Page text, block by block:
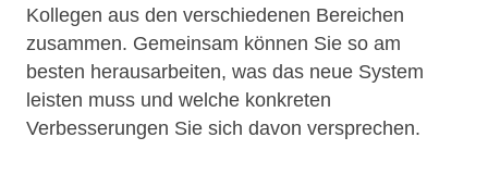
Kollegen aus den verschiedenen Bereichen
zusammen. Gemeinsam können Sie so am
besten herausarbeiten, was das neue System
leisten muss und welche konkreten
Verbesserungen Sie sich davon versprechen.